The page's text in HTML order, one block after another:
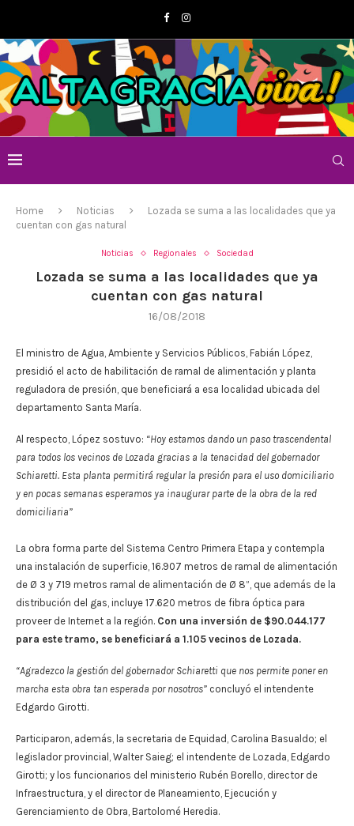
Home Noticias
Lozada se suma a las localidades que ya
cuentan con gas natural
Noticias Regionales Sociedad
Lozada se suma a las localidades que ya
cuentan con gas natural
16/08/2018
El ministro de Agua, Ambiente y Servicios Públicos, Fabián López,
presidió el acto de habilitación de ramal de alimentación y planta
reguladora de presión, que beneficiará a esa localidad ubicada del
departamento Santa María.
Al respecto, López sostuvo: “Hoy estamos dando un paso trascendental
para todos los vecinos de Lozada gracias a la tenacidad del gobernador
Schiaretti. Esta planta permitirá regular la presión para el uso domiciliario
y en pocas semanas esperamos ya inaugurar parte de la obra de la red
domiciliaria”
La obra forma parte del Sistema Centro Primera Etapa y contempla
una instalación de superficie, 16.907 metros de ramal de alimentación
de Ø 3 y 719 metros ramal de alimentación de Ø 8”, que además de la
distribución del gas, incluye 17.620 metros de fibra óptica para
proveer de Internet a la región. Con una inversión de $90.044.177
para este tramo, se beneficiará a 1.105 vecinos de Lozada.
“Agradezco la gestión del gobernador Schiaretti que nos permite poner en
marcha esta obra tan esperada por nosotros” concluyó el intendente
Edgardo Girotti.
Participaron, además, la secretaria de Equidad, Carolina Basualdo; el
legislador provincial, Walter Saieg; el intendente de Lozada, Edgardo
Girotti; y los funcionarios del ministerio Rubén Borello, director de
Infraestructura, y el director de Planeamiento, Ejecución y
Gerenciamiento de Obra, Bartolomé Heredia.